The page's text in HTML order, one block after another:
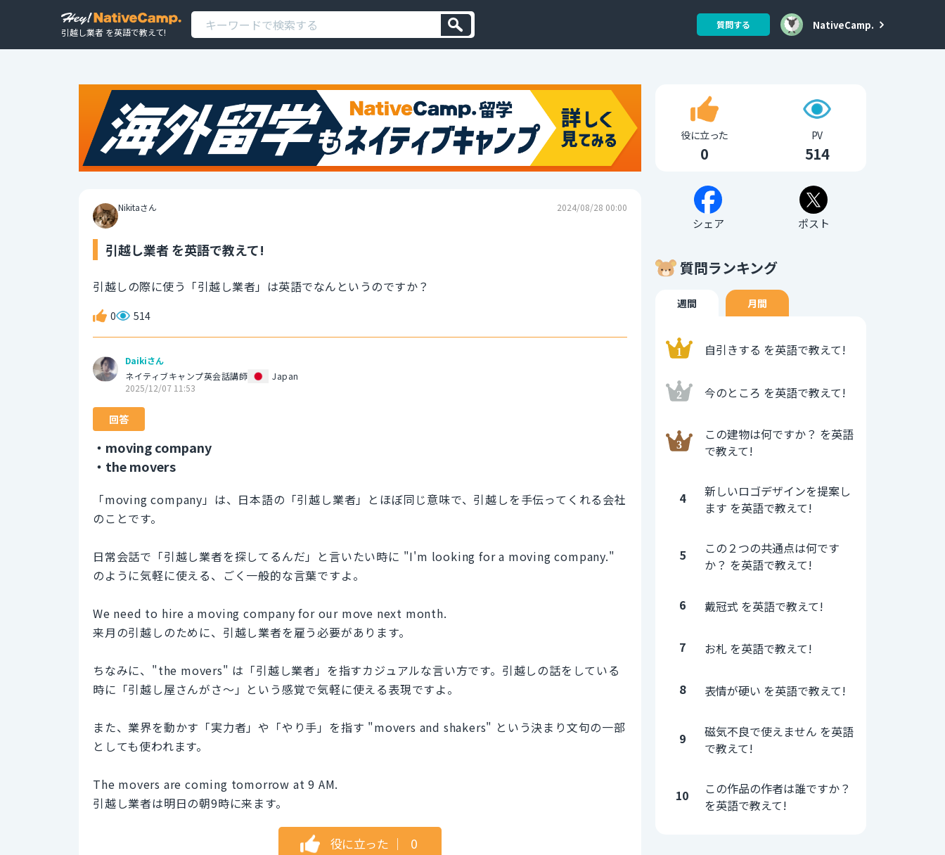
引越し業者 を英語で教えて!
質問する NativeCamp.
Nikitaさん 2024/08/28 00:00
引越し業者 を英語で教えて!
引越しの際に使う「引越し業者」は英語でなんというのですか？
0 514
Daikiさん
ネイティブキャンプ英会話講師
Japan
2025/12/07 11:53
回答
・moving company
・the movers
「moving company」は、日本語の「引越し業者」とほぼ同じ意味で、引越しを手伝ってくれる会社
のことです。
日常会話で「引越し業者を探してるんだ」と言いたい時に "I'm looking for a moving company."
のように気軽に使える、ごく一般的な言葉ですよ。
We need to hire a moving company for our move next month.
来月の引越しのために、引越し業者を雇う必要があります。
ちなみに、"the movers" は「引越し業者」を指すカジュアルな言い方です。引越しの話をしている
時に「引越し屋さんがさ〜」という感覚で気軽に使える表現ですよ。
また、業界を動かす「実力者」や「やり手」を指す "movers and shakers" という決まり文句の一部
としても使われます。
The movers are coming tomorrow at 9 AM.
引越し業者は明日の朝9時に来ます。
役に立った ｜ 0
役に立った
0
PV
514
シェア ポスト
質問ランキング
週間 月間
自引きする を英語で教えて!
今のところ を英語で教えて!
この建物は何ですか？ を英語
で教えて!
4
新しいロゴデザインを提案し
ます を英語で教えて!
5
この２つの共通点は何です
か？ を英語で教えて!
6 戴冠式 を英語で教えて!
7 お札 を英語で教えて!
8 表情が硬い を英語で教えて!
9
磁気不良で使えません を英語
で教えて!
10
この作品の作者は誰ですか？
を英語で教えて!